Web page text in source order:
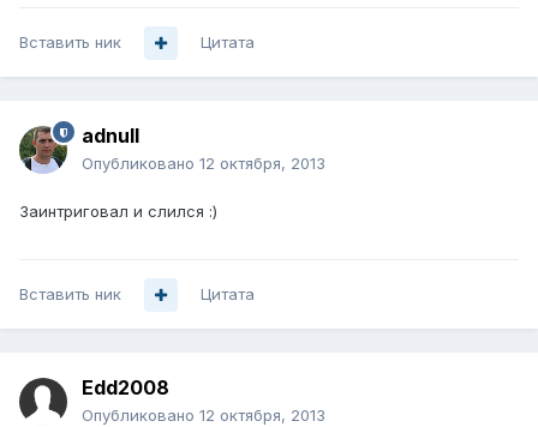
Вставить ник Цитата
adnull
Опубликовано 12 октября, 2013
Заинтриговал и слился :)
Вставить ник Цитата
Edd2008
Опубликовано 12 октября, 2013